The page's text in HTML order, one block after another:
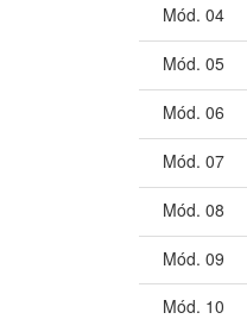
Mód. 04
Mód. 05
Mód. 06
Mód. 07
Mód. 08
Mód. 09
Mód. 10